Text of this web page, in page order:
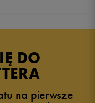
DO
na pierwsze